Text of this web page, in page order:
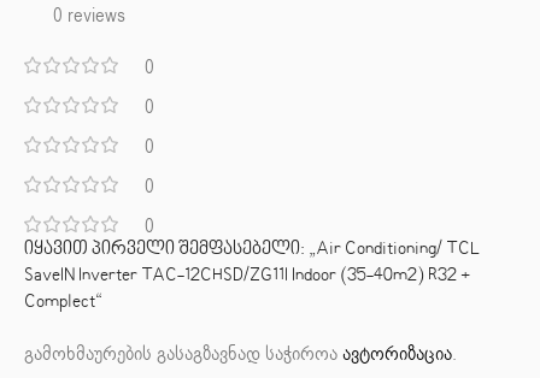
0 reviews
0
0
0
0
0
იყავით პირველი შემფასებელი: „Air Conditioning/ TCL
SaveIN Inverter TAC-12CHSD/ZG11I Indoor (35-40m2) R32 +
Complect“
გამოხმაურების გასაგზავნად საჭიროაავტორიზაცია.